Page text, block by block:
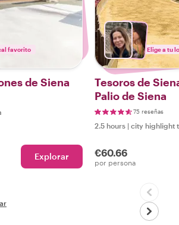
favorito
de Siena
Explorar
Elige a tu
Tesoros de
Palio de Siena
75 reseñas
2.5 hours | city highlight
€60.66
por persona